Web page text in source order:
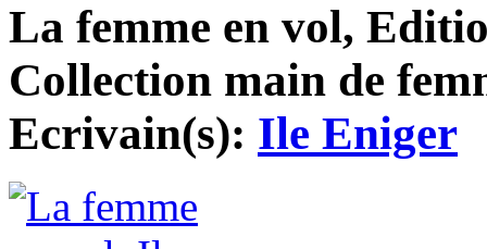
La femme en vol,
Collection main de
Ecrivain(s): Ile Eniger